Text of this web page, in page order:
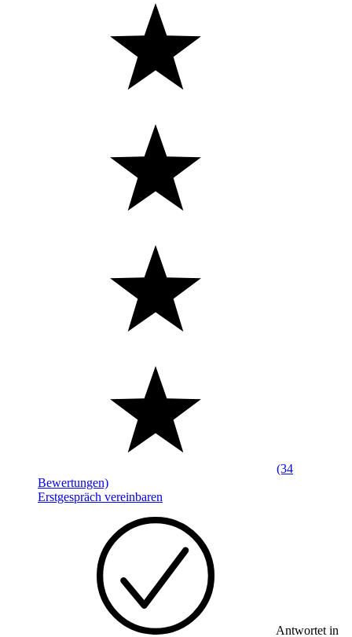
(34
Bewertungen)
Erstgespräch vereinbaren
Antwortet in